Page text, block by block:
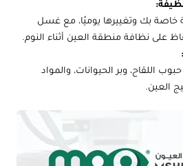
بك وتغييرها يوميًا، مع غسل
على نظافة منطقة العين أثناء النوم.
اللقاح، وبر الحيوانات، والمواد
العين.